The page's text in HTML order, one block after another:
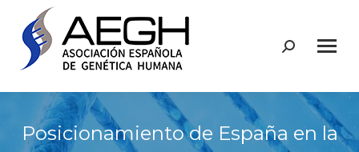
Buscar:
Posicionamiento de España en la